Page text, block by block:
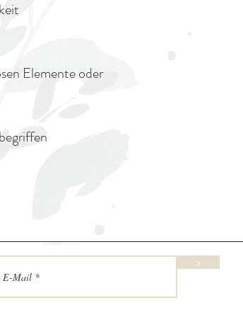
Elemente oder
>